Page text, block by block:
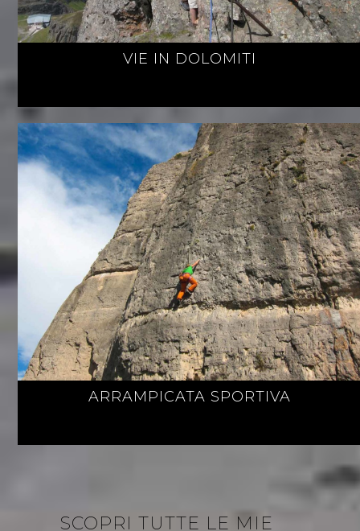
VIE IN DOLOMITI
ARRAMPICATA SPORTIVA
SCOPRI TUTTE LE MIE